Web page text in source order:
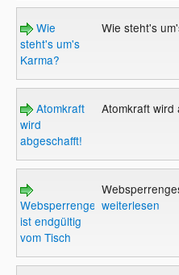
Wie
steht's um's
Karma?
Wie steht's
Atomkraft
wird
abgeschafft!
Atomkraft wird
Websperrengesetz
ist endgültig
vom Tisch
weiterlesen